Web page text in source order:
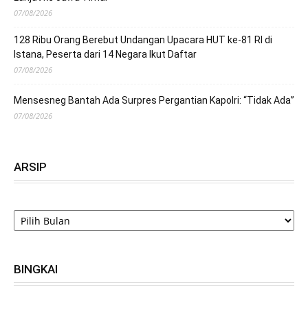
07/08/2026
128 Ribu Orang Berebut Undangan Upacara HUT ke-81 RI di
Istana, Peserta dari 14 Negara Ikut Daftar
07/08/2026
Mensesneg Bantah Ada Surpres Pergantian Kapolri: “Tidak Ada”
07/08/2026
ARSIP
ARSIP
BINGKAI